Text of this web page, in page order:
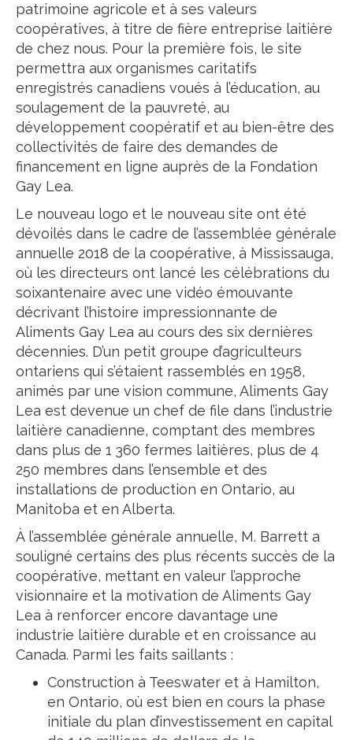
patrimoine agricole et à ses valeurs
coopératives, à titre de fière entreprise laitière
de chez nous. Pour la première fois, le site
permettra aux organismes caritatifs
enregistrés canadiens voués à l’éducation, au
soulagement de la pauvreté, au
développement coopératif et au bien-être des
collectivités de faire des demandes de
financement en ligne auprès de la Fondation
Gay Lea.
Le nouveau logo et le nouveau site ont été
dévoilés dans le cadre de l’assemblée générale
annuelle 2018 de la coopérative, à Mississauga,
où les directeurs ont lancé les célébrations du
soixantenaire avec une vidéo émouvante
décrivant l’histoire impressionnante de
Aliments Gay Lea au cours des six dernières
décennies. D’un petit groupe d’agriculteurs
ontariens qui s’étaient rassemblés en 1958,
animés par une vision commune, Aliments Gay
Lea est devenue un chef de file dans l’industrie
laitière canadienne, comptant des membres
dans plus de 1 360 fermes laitières, plus de 4
250 membres dans l’ensemble et des
installations de production en Ontario, au
Manitoba et en Alberta.
À l’assemblée générale annuelle, M. Barrett a
souligné certains des plus récents succès de la
coopérative, mettant en valeur l’approche
visionnaire et la motivation de Aliments Gay
Lea à renforcer encore davantage une
industrie laitière durable et en croissance au
Canada. Parmi les faits saillants :
Construction à Teeswater et à Hamilton,
en Ontario, où est bien en cours la phase
initiale du plan d’investissement en capital